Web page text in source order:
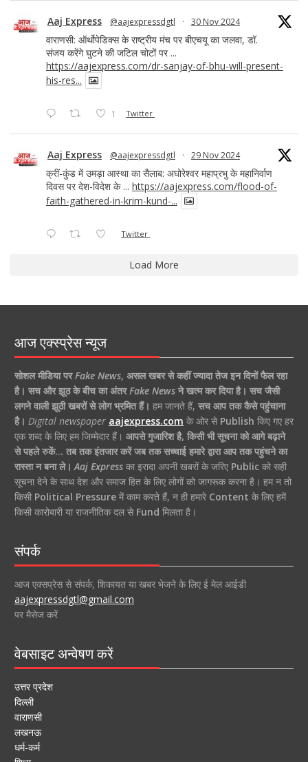
Aaj Express @aajexpressdgtl · 30 Nov 2024
वाराणसी: ऑर्थोपेडिक्स के राष्ट्रीय मंच पर बीएचयू का जलवा, डॉ.
संजय करेंगे घुटने की जटिल चोटों पर ...
https://aajexpress.com/dr-sanjay-of-bhu-will-present-
his-res...
1 Twitter
Aaj Express @aajexpressdgtl · 29 Nov 2024
क्रीं-कुंड में उमड़ा आस्था का सैलाब: अघोरेश्वर महाप्रभु के महानिर्वाण
दिवस पर देश-विदेश के ... https://aajexpress.com/flood-of-
faith-gathered-in-krim-kund-...
Twitter
Load More
आज एक्स्प्रेस न्यूज
सोशल मीडिया परFake News, असल खबर से कहीं ज्यादा तेज इन दिनों फैल रहा
है। सच और झूठ के बीच का अंतरFake Newsने खत्म कर दिया है। सच जैसी
लगने वाली झूठी खबरों से लोग भ्रमित हैं। हम जानते हैं, सच आप तक कैसे पहुंचाना
है। Digital newspaper aajexpress.com के ओर से Publish किए गए हर
एक शब्द के लिए हम जिम्मेदार हैं। आपसे गुजारिश है, किसी भी सूचना को आगे बढ़ाने
से पहले रुकें… तब तक इंतजार करें जब तक सच्चाई हमारे द्वारा आप तक पहुंचने का
रास्ता न बना ले। Aaj Expressका इरादा अपनी खबरों के जरिए Publicको सही
सूचना देने के साथ देश और समाज हित के लिए लोगों को जागरूक करना है। हम न तो
किसी Political Pressureमें काम करते हैं, न ही हमारे Content के लिए हमें
किसी कारोबारी या राजनीतिक दल से Fund मिलता है।
संपर्क
आज एक्सप्रेस से संपर्क, शिकायत या खबर भेजने के लिए ई मेल आईडी
aajexpressdgtl@gmail.com
पर मैसेज करें
वेबसाइट अन्वेषण करें
उत्तर प्रदेश
दिल्ली
वाराणसी
लखनऊ
धर्म-कर्म